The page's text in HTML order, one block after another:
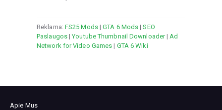
Reklama: FS25 Mods|GTA 6 Mods |SEO
Paslaugos|Youtube Thumbnail Downloader|Ad
Network for Video Games | GTA 6 Wiki
Apie Mus